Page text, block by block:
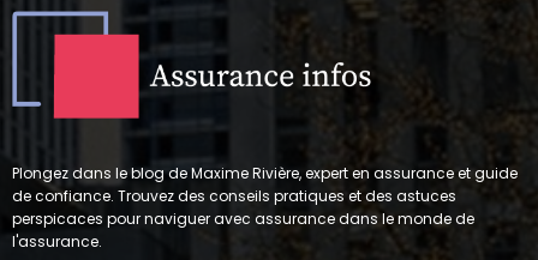
Plongez dans le blog de Maxime Rivière, expert en assurance et guide
de confiance. Trouvez des conseils pratiques et des astuces
perspicaces pour naviguer avec assurance dans le monde de
l'assurance.